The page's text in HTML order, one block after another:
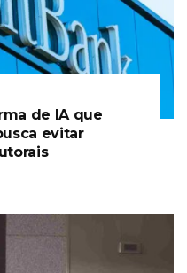
de IA que
evitar